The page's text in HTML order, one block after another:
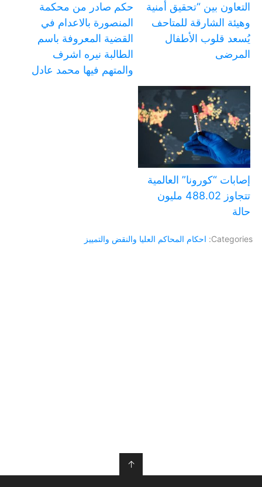
التعاون بين “تحقيق أمنية
وهيئة الشارقة للمتاحف
يُسعد قلوب الأطفال
المرضى
حكم صادر من محكمة
المنصورة بالاعدام في
القضية المعروفة باسم
الطالبة نيره اشرف
والمتهم فيها محمد عادل
إصابات “كورونا” العالمية
تتجاوز 488.02 مليون
حالة
Categories: احكام المحاكم العليا والنقض والتمييز
↑